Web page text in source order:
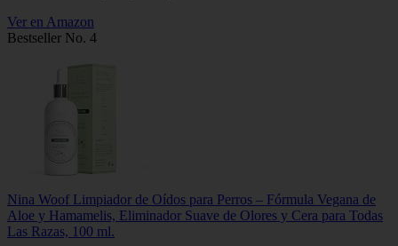
Ver en Amazon
Bestseller No. 4
Nina Woof Limpiador de Oídos para Perros – Fórmula Vegana de
Aloe y Hamamelis, Eliminador Suave de Olores y Cera para Todas
Las Razas, 100 ml.